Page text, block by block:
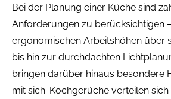
Bei der Planung einer Küche sind
Anforderungen zu berücksichtigen
ergonomischen Arbeitshöhen über
bis hin zur durchdachten
bringen darüber hinaus besondere
mit sich: Kochgerüche verteilen